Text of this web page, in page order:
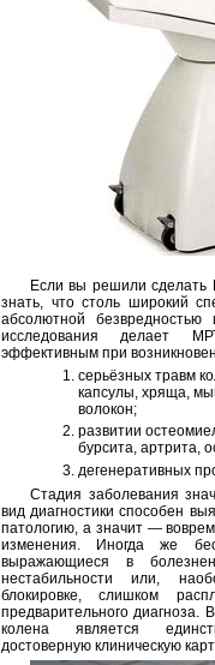
Если вы решили сделать
знать, что столь широкий
абсолютной безвредностью
исследования делает
эффективным при
серьёзных травм
капсулы, хряща,
волокон;
развитии
бурсита, артрита,
дегенеративных
Стадия заболевания
вид диагностики способен
патологию, а значит —
изменения. Иногда же
выражающиеся в
нестабильности или,
блокировке, слишком
предварительного диагноза.
колена является
достоверную клиническую